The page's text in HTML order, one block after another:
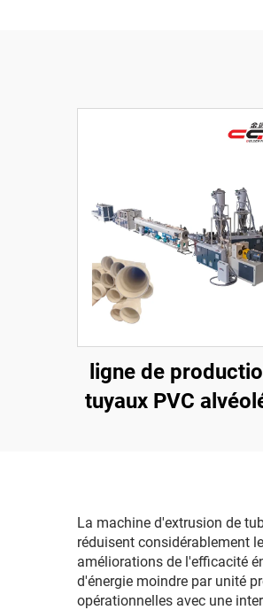
ligne de
tuyaux PVC
La machine d'extrusion de
réduisent considérablement
améliorations de l'efficacité
d'énergie moindre par unité
opérationnelles avec une